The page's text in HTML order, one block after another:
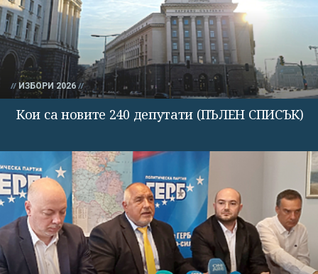
ИЗБОРИ 2026
Кои са новите 240 депутати (ПЪЛЕН СПИСЪК)